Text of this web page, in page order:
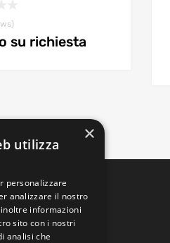
su richiesta
×
utilizza
personalizzare
analizzare il nostro
informazioni
sito con i nostri
analisi che